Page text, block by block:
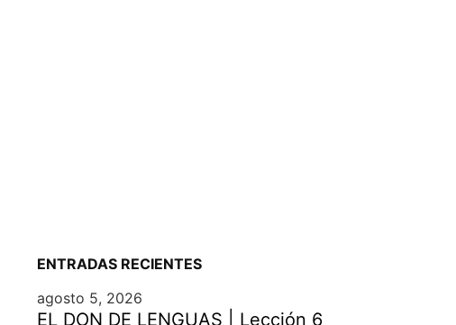
ENTRADAS RECIENTES
agosto 5, 2026
EL DON DE LENGUAS | Lección 6